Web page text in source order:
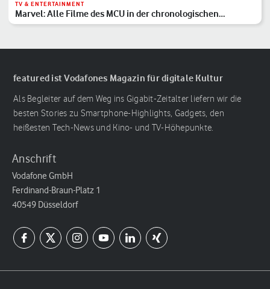
TV & ENTERTAINMENT
Marvel: Alle Filme des MCU in der chronologischen
Reihenfolge
featured ist Vodafones Magazin für digitale Kultur
Als Begleiter auf dem Weg ins Gigabit-Zeitalter liefern wir die
besten Stories zu Smartphone-Highlights, Gadgets, den
heißesten Tech-News und Kino- und TV-Höhepunkte.
Anschrift
Vodafone GmbH
Ferdinand-Braun-Platz 1
40549 Düsseldorf